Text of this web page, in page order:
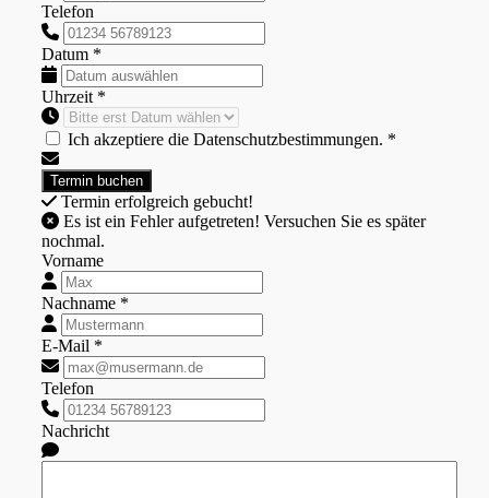
Telefon
Datum *
Uhrzeit *
Ich akzeptiere die Datenschutzbestimmungen. *
Termin erfolgreich gebucht!
nochmal.
Vorname
Nachname *
E-Mail *
Telefon
Nachricht